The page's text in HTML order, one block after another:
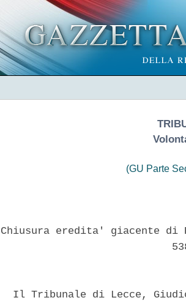
(GU Parte
Chiusura eredita' giacente di
Il Tribunale di Lecce,